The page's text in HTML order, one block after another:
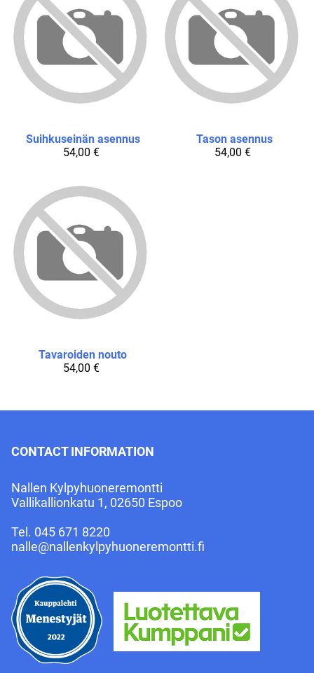
Suihkuseinän asennus
54,00 €
Tason asennus
54,00 €
Tavaroiden nouto
54,00 €
CONTACT INFORMATION
Nallen Kylpyhuoneremontti
Vallikallionkatu 1, 02650 Espoo
Tel. 045 671 8220
nalle@nallenkylpyhuoneremontti.fi